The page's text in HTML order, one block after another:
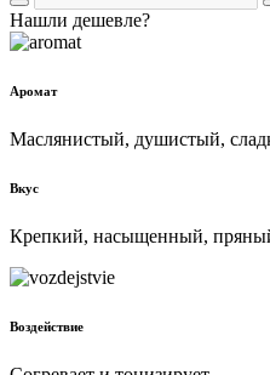
Нашли дешевле?
Аромат
Маслянистый, душистый,
Вкус
Крепкий, насыщенный,
Воздействие